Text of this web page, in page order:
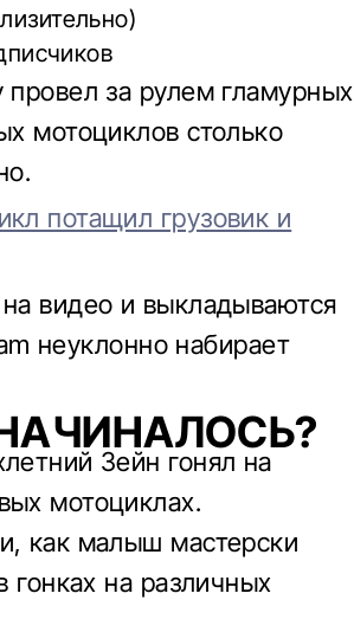
за рулем гламурных
мотоциклов столько
потащил грузовик и
видео и выкладываются
неуклонно набирает
Зейн гонял на
мотоциклах.
как малыш мастерски
гонках на различных